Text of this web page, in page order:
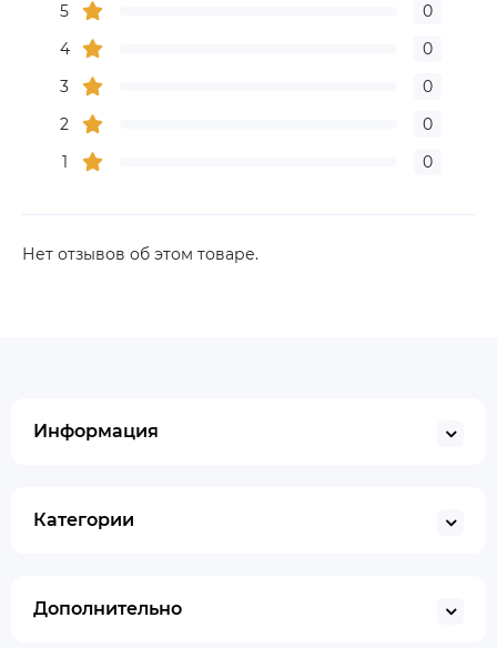
5
0
4
0
3
0
2
0
1
0
Нет отзывов об этом товаре.
Информация
Категории
Дополнительно